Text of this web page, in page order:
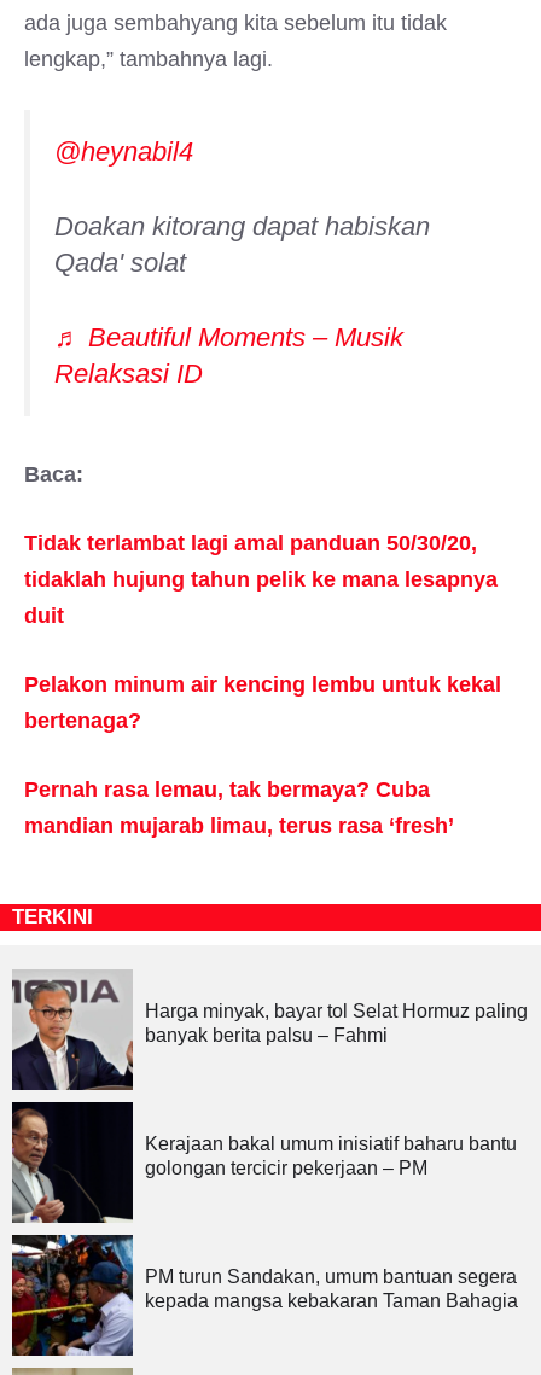
ada juga sembahyang kita sebelum itu tidak
lengkap,” tambahnya lagi.
@heynabil4
Doakan kitorang dapat habiskan
Qada' solat
♬ Beautiful Moments – Musik
Relaksasi ID
Baca:
Tidak terlambat lagi amal panduan 50/30/20,
tidaklah hujung tahun pelik ke mana lesapnya
duit
Pelakon minum air kencing lembu untuk kekal
bertenaga?
Pernah rasa lemau, tak bermaya? Cuba
mandian mujarab limau, terus rasa ‘fresh’
TERKINI
Harga minyak, bayar tol Selat Hormuz paling
banyak berita palsu – Fahmi
Kerajaan bakal umum inisiatif baharu bantu
golongan tercicir pekerjaan – PM
PM turun Sandakan, umum bantuan segera
kepada mangsa kebakaran Taman Bahagia